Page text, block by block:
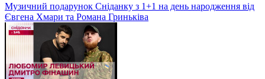
Музичний подарунок Сніданку з 1+1 на день народження від
Євгена Хмари та Романа Гриньківа